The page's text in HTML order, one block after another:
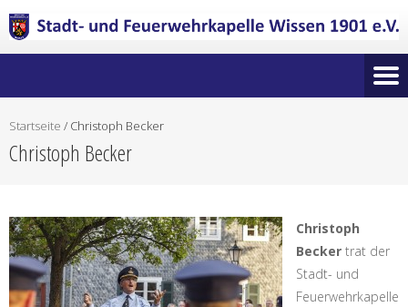
Startseite / Christoph Becker
Christoph Becker
Christoph
Becker trat der
Stadt- und
Feuerwehrkapelle